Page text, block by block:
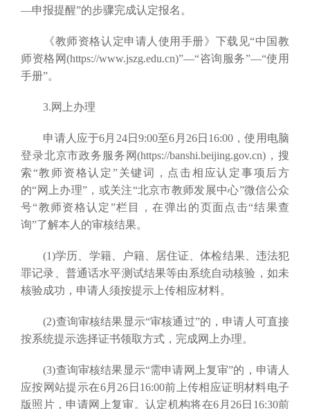
—申报提醒”的步骤完成认定报名。
《教师资格认定申请人使用手册》下载见“中国教
师资格网(https://www.jszg.edu.cn)”—“咨询服务”—“使用
手册”。
3.网上办理
申请人应于6月24日9:00至6月26日16:00，使用电脑
登录北京市政务服务网(https://banshi.beijing.gov.cn)，搜
索“教师资格认定”关键词，点击相应认定事项后方
的“网上办理”，或关注“北京市教师发展中心”微信公众
号“教师资格认定”栏目，在弹出的页面点击“结果查
询”了解本人的审核结果。
(1)学历、学籍、户籍、居住证、体检结果、违法犯
罪记录、普通话水平测试结果等由系统自动核验，如未
核验成功，申请人须按提示上传相应材料。
(2)查询审核结果显示“审核通过”的，申请人可直接
按系统提示选择证书领取方式，完成网上办理。
(3)查询审核结果显示“需申请网上复审”的，申请人
应按网站提示在6月26日16:00前上传相应证明材料电子
版照片，申请网上复审。认定机构将在6月26日16:30前